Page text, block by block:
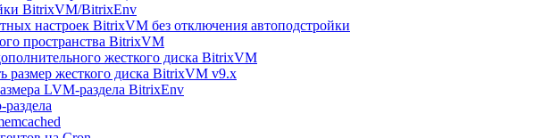
BitrixVM/BitrixEnv
настроек BitrixVM без отключения автоподстройки
пространства BitrixVM
жесткого диска BitrixVM
размер жесткого диска BitrixVM v9.x
LVM-раздела BitrixEnv